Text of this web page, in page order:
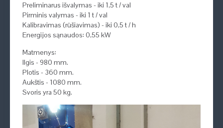
Preliminarus išvalymas - iki 1,5 t / val
Pirminis valymas - iki 1 t / val
Kalibravimas (rūšiavimas) - iki 0,5 t / h
Energijos sąnaudos: 0,55 kW
Matmenys:
Ilgis - 980 mm.
Plotis - 360 mm.
Aukštis - 1080 mm.
Svoris yra 50 kg.